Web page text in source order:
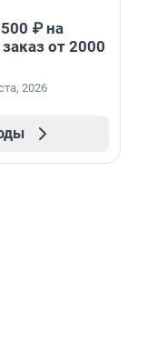
₽ на
от 2000
2026